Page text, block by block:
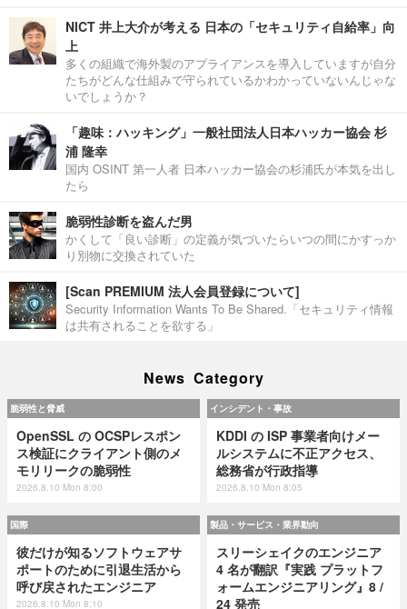
NICT 井上大介が考える 日本の「セキュリティ自給率」向
上
多くの組織で海外製のアプライアンスを導入していますが自分
たちがどんな仕組みで守られているかわかっていないんじゃな
いでしょうか？
「趣味：ハッキング」一般社団法人日本ハッカー協会 杉
浦 隆幸
国内 OSINT 第一人者 日本ハッカー協会の杉浦氏が本気を出し
たら
脆弱性診断を盗んだ男
かくして「良い診断」の定義が気づいたらいつの間にかすっか
り別物に交換されていた
[Scan PREMIUM 法人会員登録について]
Security Information Wants To Be Shared.「セキュリティ情報
は共有されることを欲する」
News Category
脆弱性と脅威
OpenSSL の OCSPレスポン
ス検証にクライアント側のメ
モリリークの脆弱性
2026.8.10 Mon 8:00
インシデント・事故
KDDI の ISP 事業者向けメー
ルシステムに不正アクセス、
総務省が行政指導
2026.8.10 Mon 8:05
国際
彼だけが知るソフトウェアサ
ポートのために引退生活から
呼び戻されたエンジニア
2026.8.10 Mon 8:10
製品・サービス・業界動向
スリーシェイクのエンジニア
4 名が翻訳『実践 プラットフ
ォームエンジニアリング』8 /
24 発売